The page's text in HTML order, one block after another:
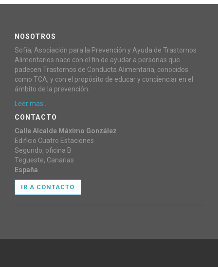
NOSOTROS
Sofía, Asociación para la Prevención y Ayuda de Trastornos
Alimentarios nace con el fin de ayudar a personas que
padecen Trastornos de Conducta Alimentaria, conocidos
como TCA, y con el propósito de educar y concienciar en el
ámbito de la prevención.
Leer mas...
CONTACTO
Calle Alcalde Máximo González
Edificio Cuatro Estaciones
Segundo, oficina B
Tegueste, Canarias
España
IR A CONTACTO